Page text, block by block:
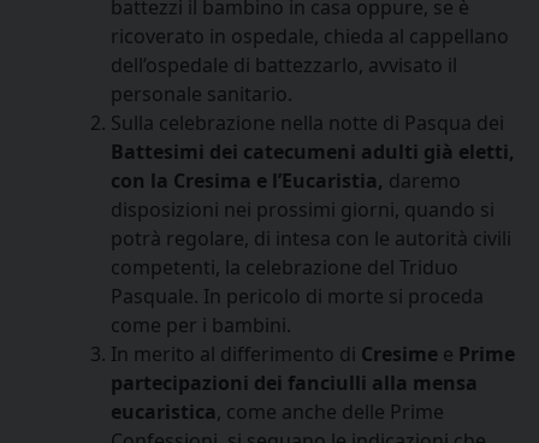
battezzi il bambino in casa oppure, se è
ricoverato in ospedale, chieda al cappellano
dell’ospedale di battezzarlo, avvisato il
personale sanitario.
Sulla celebrazione nella notte di Pasqua dei
Battesimi dei catecumeni adulti già eletti,
con la Cresima e l’Eucaristia, daremo
disposizioni nei prossimi giorni, quando si
potrà regolare, di intesa con le autorità civili
competenti, la celebrazione del Triduo
Pasquale. In pericolo di morte si proceda
come per i bambini.
In merito al differimento di Cresime e Prime
partecipazioni dei fanciulli alla mensa
eucaristica, come anche delle Prime